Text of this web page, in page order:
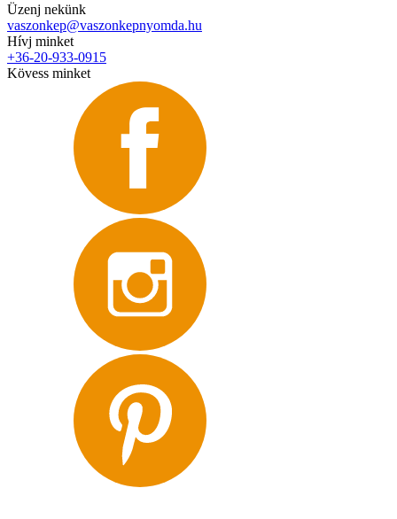
Üzenj nekünk
vaszonkep@vaszonkepnyomda.hu
Hívj minket
+36-20-933-0915
Kövess minket